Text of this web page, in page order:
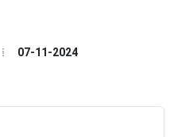
07-11-2024